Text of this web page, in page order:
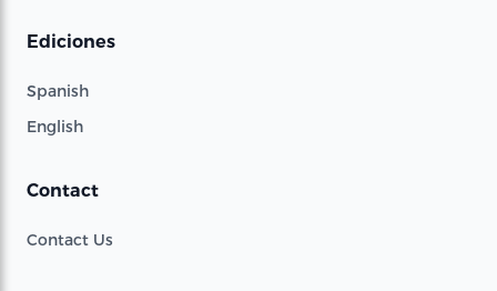
Ediciones
Spanish
English
Contact
Contact Us